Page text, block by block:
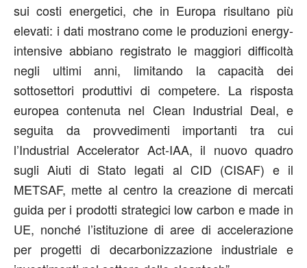
sui costi energetici, che in Europa risultano più
elevati: i dati mostrano come le produzioni energy-
intensive abbiano registrato le maggiori difficoltà
negli ultimi anni, limitando la capacità dei
sottosettori produttivi di competere. La risposta
europea contenuta nel Clean Industrial Deal, e
seguita da provvedimenti importanti tra cui
l’Industrial Accelerator Act-IAA, il nuovo quadro
sugli Aiuti di Stato legati al CID (CISAF) e il
METSAF, mette al centro la creazione di mercati
guida per i prodotti strategici low carbon e made in
UE, nonché l’istituzione di aree di accelerazione
per progetti di decarbonizzazione industriale e